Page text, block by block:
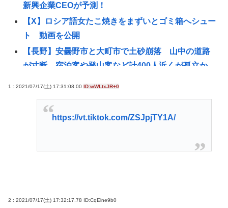
新興企業CEOが予測！
【X】ロシア語女たこ焼きをまずいとゴミ箱へシュー
ト 動画を公開
【長野】安曇野市と大町市で土砂崩落 山中の道路
が寸断 宿泊客や登山客など計400人近くが孤立か
トー横キッズ、大人に失望「相談しても具体的に何
【高市早苗】マンションですれ違う時に「こんにち
争に突入」アメリカの右派が夢見る〈露骨に交戦
1 : 2021/07/17(土) 17:31:08.00 ID:wWLtxJR+0
https://vt.tiktok.com/ZSJpjTY1A/
2 : 2021/07/17(土) 17:32:17.78 ID:CqElne9b0